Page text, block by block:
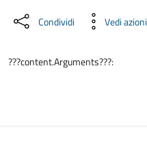
Condividi Vedi azioni
???content.Arguments???: